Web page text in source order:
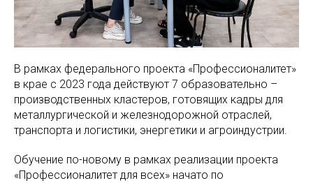
В рамках федерального проекта «Профессионалитет»
в крае с 2023 года действуют 7 образовательно –
производственных кластеров, готовящих кадры для
металлургической и железнодорожной отраслей,
транспорта и логистики, энергетики и агроиндустрии.
Обучение по-новому в рамках реализации проекта
«Профессионалитет для всех» начато по